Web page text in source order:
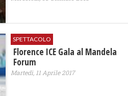
SPETTACOLO
Florence ICE Gala al Mandela
Forum
Martedì, 11 Aprile 2017